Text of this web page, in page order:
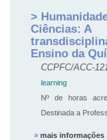
>
Ciências: A
Ensino da
CCPFC/ACC-
learning
Nº de horas
Destinada a
» mais informações